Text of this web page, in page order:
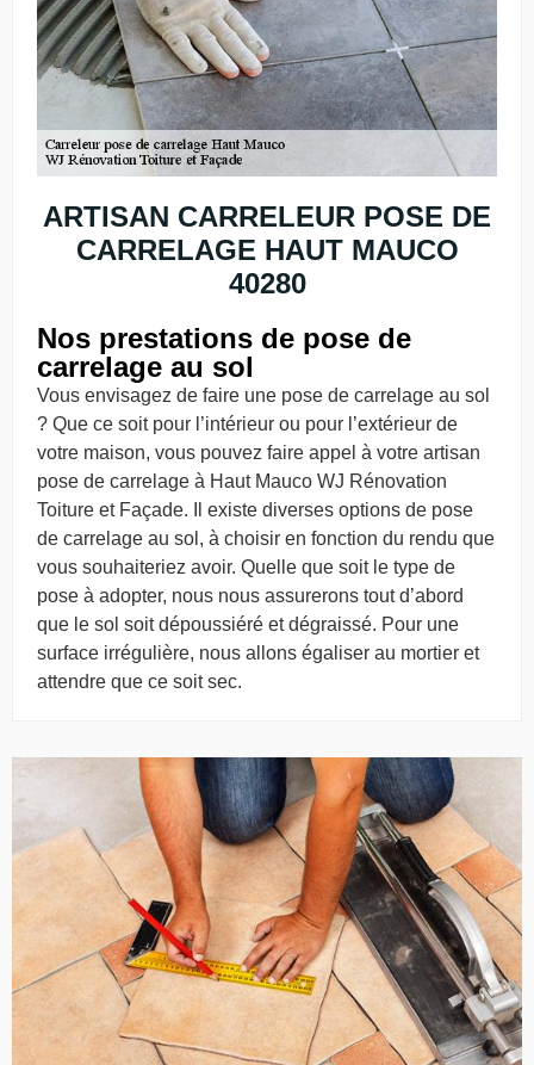
ARTISAN CARRELEUR POSE DE
CARRELAGE HAUT MAUCO
40280
Nos prestations de pose de
carrelage au sol
Vous envisagez de faire une pose de carrelage au sol
? Que ce soit pour l’intérieur ou pour l’extérieur de
votre maison, vous pouvez faire appel à votre artisan
pose de carrelage à Haut Mauco WJ Rénovation
Toiture et Façade. Il existe diverses options de pose
de carrelage au sol, à choisir en fonction du rendu que
vous souhaiteriez avoir. Quelle que soit le type de
pose à adopter, nous nous assurerons tout d’abord
que le sol soit dépoussiéré et dégraissé. Pour une
surface irrégulière, nous allons égaliser au mortier et
attendre que ce soit sec.